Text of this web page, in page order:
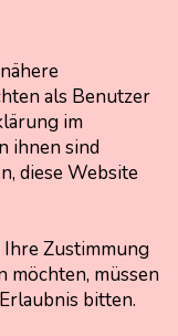
als Benutzer
im
ihnen sind
diese Website
Ihre Zustimmung
möchten, müssen
bitten.